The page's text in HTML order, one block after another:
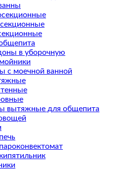
в уборочную
с моечной ванной
вытяжные для общепита